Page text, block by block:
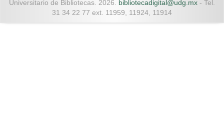
Universitario de Bibliotecas. 2026. bibliotecadigital@udg.mx - Tel.
31 34 22 77 ext. 11959, 11924, 11914